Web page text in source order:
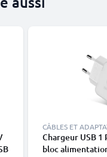
CÂBLES ET
Chargeur USB 1
bloc